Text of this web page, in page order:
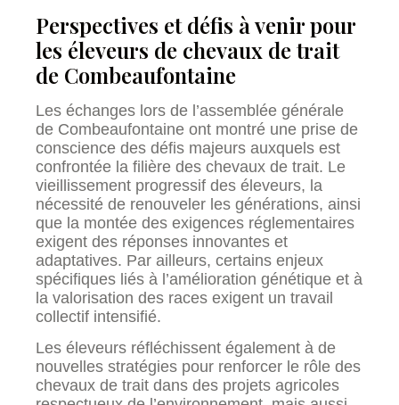
Perspectives et défis à venir pour
les éleveurs de chevaux de trait
de Combeaufontaine
Les échanges lors de l’assemblée générale
de Combeaufontaine ont montré une prise de
conscience des défis majeurs auxquels est
confrontée la filière des chevaux de trait. Le
vieillissement progressif des éleveurs, la
nécessité de renouveler les générations, ainsi
que la montée des exigences réglementaires
exigent des réponses innovantes et
adaptatives. Par ailleurs, certains enjeux
spécifiques liés à l’amélioration génétique et à
la valorisation des races exigent un travail
collectif intensifié.
Les éleveurs réfléchissent également à de
nouvelles stratégies pour renforcer le rôle des
chevaux de trait dans des projets agricoles